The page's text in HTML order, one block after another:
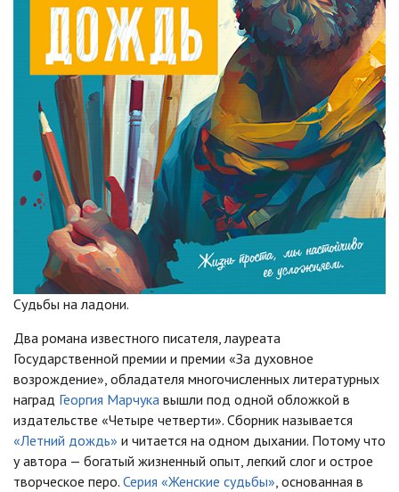
Судьбы на ладони.
Два романа известного писателя, лауреата
Государственной премии и премии «За духовное
возрождение», обладателя многочисленных литературных
наград Георгия Марчука вышли под одной обложкой в
издательстве «Четыре четверти». Сборник называется
«Летний дождь» и читается на одном дыхании. Потому что
у автора — богатый жизненный опыт, легкий слог и острое
творческое перо. Серия «Женские судьбы», основанная в